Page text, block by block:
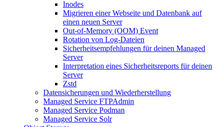
Inodes
Migrieren einer Webseite und Datenbank auf
einen neuen Server
Out-of-Memory (OOM) Event
Rotation von Log-Dateien
Sicherheitsempfehlungen für deinen Managed
Server
Interpretation eines Sicherheitsreports für deinen
Server
Zstd
Datensicherungen und Wiederherstellung
Managed Service FTPAdmin
Managed Service Podman
Managed Service Solr